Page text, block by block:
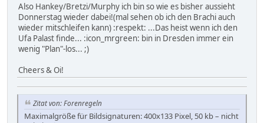
Also Hankey/Bretzi/Murphy ich bin so wie es bisher aussieht
Donnerstag wieder dabei!(mal sehen ob ich den Brachi auch
wieder mitschleifen kann) :respekt: ...Das heist wenn ich den
Ufa Palast finde... :icon_mrgreen: bin in Dresden immer ein
wenig "Plan"-los... ;)
Cheers & Oi!
Zitat von: Forenregeln
Maximalgröße für Bildsignaturen: 400x133 Pixel, 50 kb – nicht